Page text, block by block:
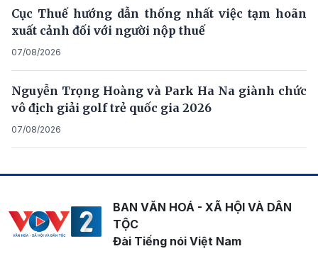
Cục Thuế hướng dẫn thống nhất việc tạm hoãn
xuất cảnh đối với người nộp thuế
07/08/2026
Nguyễn Trọng Hoàng và Park Ha Na giành chức
vô địch giải golf trẻ quốc gia 2026
07/08/2026
BAN VĂN HOÁ - XÃ HỘI VÀ DÂN
TỘC
Đài Tiếng nói Việt Nam